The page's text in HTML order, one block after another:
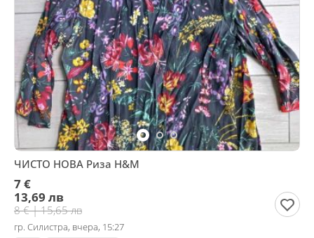
ЧИСТО НОВА Риза H&М
7 €
13,69 лв
8 € | 15,65 лв
гр. Силистра, вчера, 15:27